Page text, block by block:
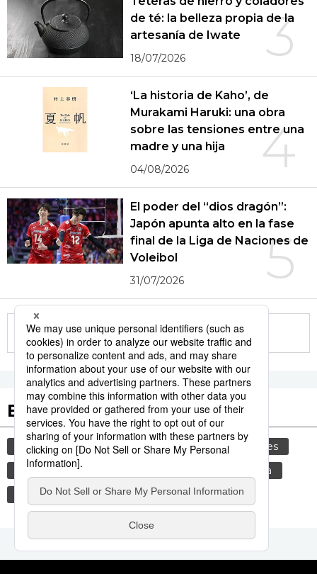
3
de té: la belleza propia de la
artesanía de Iwate
18/07/2026
4
‘La historia de Kaho’, de
Murakami Haruki: una obra
sobre las tensiones entre una
madre y una hija
04/08/2026
5
El poder del “dios dragón”:
Japón apunta alto en la fase
final de la Liga de Naciones de
Voleibol
31/07/2026
More in this series
Etiquetas destacadas
cultura gastronomía comida
modales
gastronomía japonesa
cortesía
costumbres genkan